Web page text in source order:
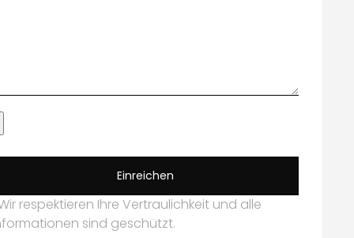
Einreichen
respektieren Ihre Vertraulichkeit und alle
sind geschützt.